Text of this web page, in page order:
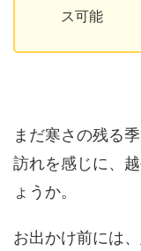
ス可能
まだ寒さの残る
訪れを感じに、
ょうか。
お出かけ前には、